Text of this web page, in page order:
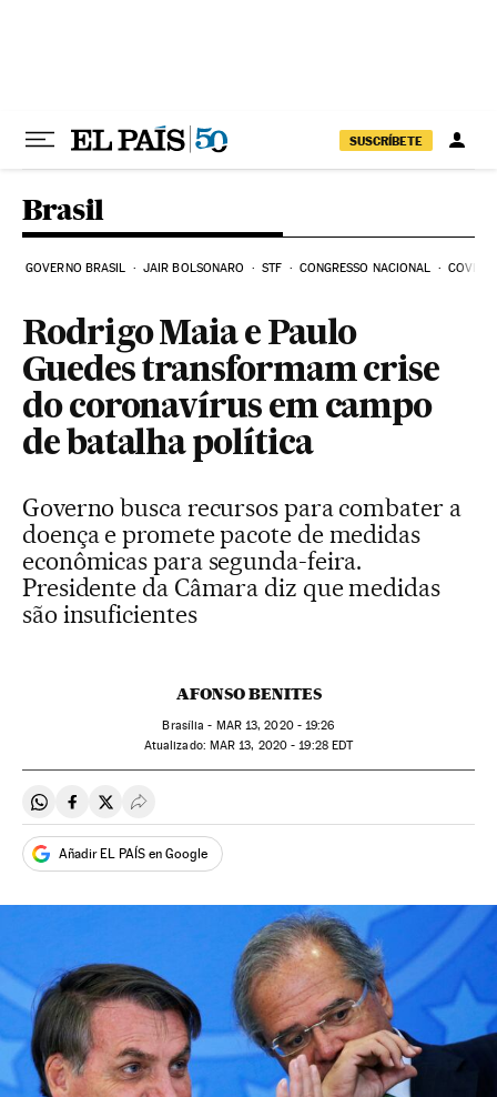
SUSCRÍBETE
Brasil
GOVERNO BRASIL JAIR BOLSONARO STF CONGRESSO NACIONAL COVID-
Rodrigo Maia e Paulo
Guedes transformam crise
do coronavírus em campo
de batalha política
Governo busca recursos para combater a
doença e promete pacote de medidas
econômicas para segunda-feira.
Presidente da Câmara diz que medidas
são insuficientes
AFONSO BENITES
Brasília - MAR13, 2020 - 19:26
atualizado: MAR 13, 2020 - 19:28EDT
Compartir en Whatsapp
Compartir en Facebook
Compartir en Twitter
Desplegar Redes Sociales
Añadir EL PAÍS en Google